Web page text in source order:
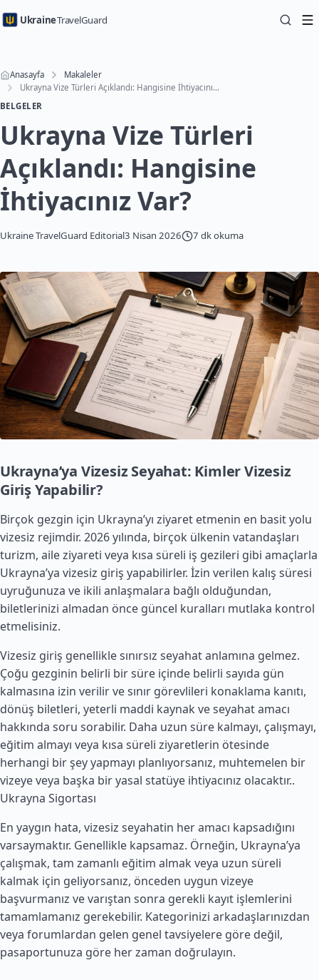
UkraineTravelGuard
Anasayfa
Makaleler
Ukrayna Vize Türleri Açıklandı: Hangisine İhtiyacınız Var?
BELGELER
Ukrayna Vize Türleri
Açıklandı: Hangisine
İhtiyacınız Var?
Ukraine TravelGuard Editorial3 Nisan 2026 7 dk okuma
Ukrayna’ya Vizesiz Seyahat: Kimler Vizesiz
Giriş Yapabilir?
Birçok gezgin için Ukrayna’yı ziyaret etmenin en basit yolu
vizesiz rejimdir. 2026 yılında, birçok ülkenin vatandaşları
turizm, aile ziyareti veya kısa süreli iş gezileri gibi amaçlarla
Ukrayna’ya vizesiz giriş yapabilirler. İzin verilen kalış süresi
uyruğunuza ve ikili anlaşmalara bağlı olduğundan,
biletlerinizi almadan önce güncel kuralları mutlaka kontrol
etmelisiniz.
Vizesiz giriş genellikle sınırsız seyahat anlamına gelmez.
Çoğu gezginin belirli bir süre içinde belirli sayıda gün
kalmasına izin verilir ve sınır görevlileri konaklama kanıtı,
dönüş biletleri, yeterli maddi kaynak ve seyahat amacı
hakkında soru sorabilir. Daha uzun süre kalmayı, çalışmayı,
eğitim almayı veya kısa süreli ziyaretlerin ötesinde
herhangi bir şey yapmayı planlıyorsanız, muhtemelen bir
vizeye veya başka bir yasal statüye ihtiyacınız olacaktır..
Ukrayna Sigortası
En yaygın hata, vizesiz seyahatin her amacı kapsadığını
varsaymaktır. Genellikle kapsamaz. Örneğin, Ukrayna’ya
çalışmak, tam zamanlı eğitim almak veya uzun süreli
kalmak için geliyorsanız, önceden uygun vizeye
başvurmanız ve varıştan sonra gerekli kayıt işlemlerini
tamamlamanız gerekebilir. Kategorinizi arkadaşlarınızdan
veya forumlardan gelen genel tavsiyelere göre değil,
pasaportunuza göre her zaman doğrulayın.